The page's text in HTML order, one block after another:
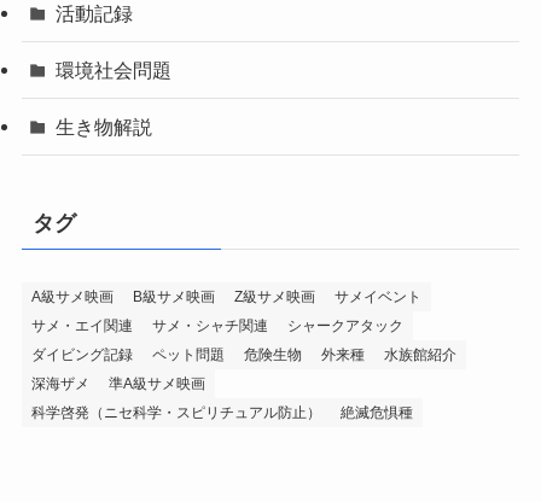
活動記録
環境社会問題
生き物解説
タグ
A級サメ映画 B級サメ映画 Z級サメ映画
サメイベント
サメ・エイ関連
サメ・シャチ関連
シャークアタック
ダイビング記録
ペット問題 危険生物 外来種
水族館紹介
深海ザメ
準A級サメ映画
科学啓発（ニセ科学・スピリチュアル防止）
絶滅危惧種